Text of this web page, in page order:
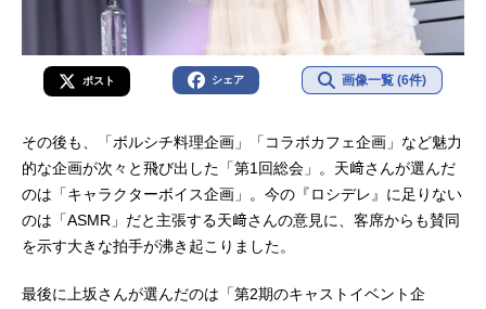
ポスト シェア 画像一覧 (6件)
その後も、「ボルシチ料理企画」「コラボカフェ企画」など魅力
的な企画が次々と飛び出した「第1回総会」。天﨑さんが選んだ
のは「キャラクターボイス企画」。今の『ロシデレ』に足りない
のは「ASMR」だと主張する天﨑さんの意見に、客席からも賛同
を示す大きな拍手が沸き起こりました。
最後に上坂さんが選んだのは「第2期のキャストイベント企